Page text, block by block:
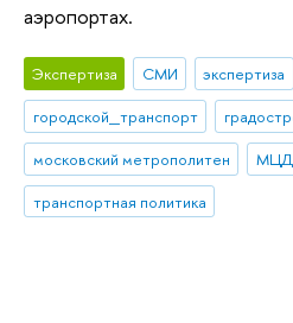
аэропортах.
Экспертиза СМИ экспертиза
городской_транспорт
московский метрополитен
МЦД
транспортная политика